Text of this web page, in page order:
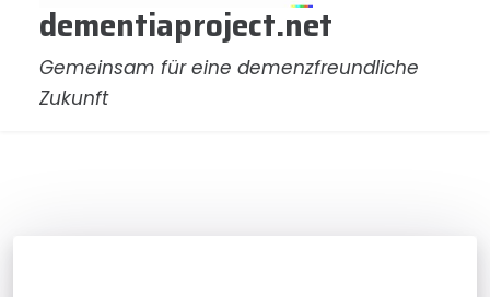
dementiaproject.net
Gemeinsam für eine demenzfreundliche
Zukunft